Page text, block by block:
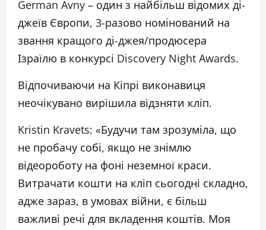
German Avny – один з найбільш відомих ді-
джеїв Європи, 3-разово номінований на
звання кращого ді-джея/продюсера
Ізраїлю в конкурсі Discovery Night Awards.
Відпочиваючи на Кіпрі виконавиця
неочікувано вирішила відзняти кліп.
Kristin Kravets: «Будучи там зрозуміла, що
не пробачу собі, якщо не знімлю
відеороботу на фоні неземної краси.
Витрачати кошти на кліп сьогодні складно,
адже зараз, в умовах війни, є більш
важливі речі для вкладення коштів. Моя